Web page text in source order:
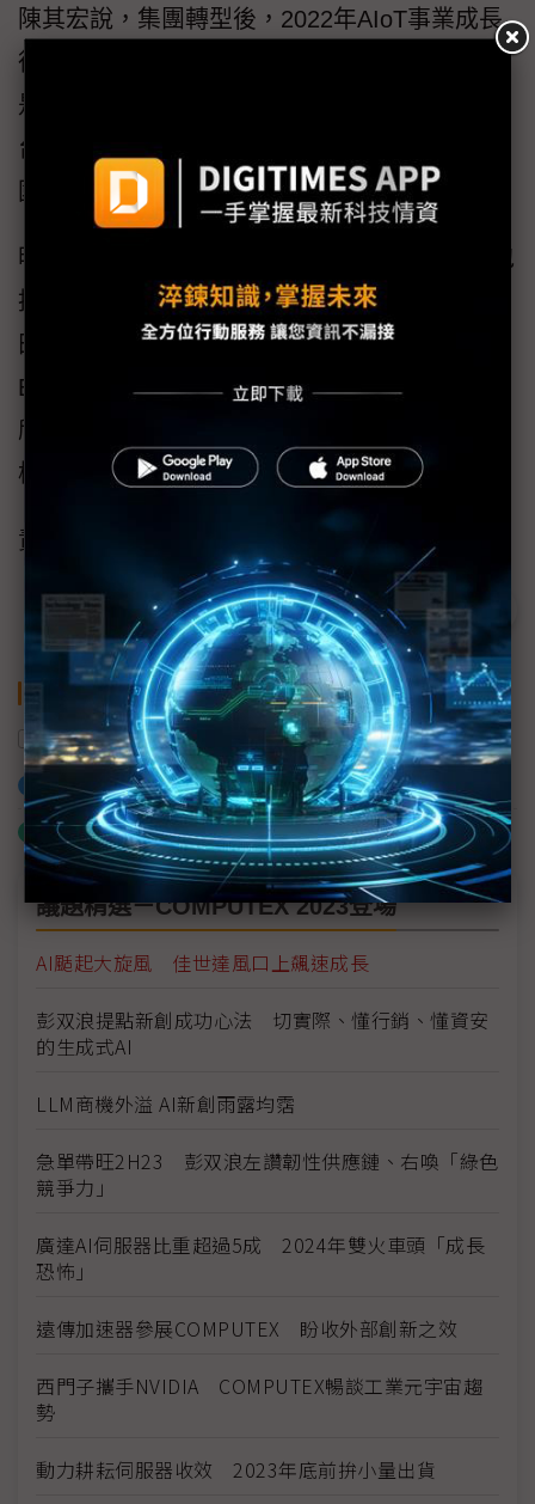
陳其宏說，集團轉型後，2022年AIoT事業成長
很快，2023年成長會更快，因為AI是潮流，也
是台灣企業必須要走的路，希望AI能夠帶動全
台灣高附加價值事業轉型，藉此創造出更多護
國群山。
明基佳世達集團2023年參與COMPUTEX企業包
括明基電通、佳世達、羅昇、其陽、明泰、維
田、眾福、友通、典通、八維智能、聚上雲、
Epoint Systems、德鴻、仲琦、互動國際、益
欣資訊、麻吉數位、邁達特、逐鹿數位、拍
檔、PowerWalker、美麗科技等。
責任編輯：陳至嫻
關鍵字
營收 AIoT AI
加入已選取到「關鍵字追蹤」
什麼是「關鍵字追蹤」
議題精選－COMPUTEX 2023登場
AI颳起大旋風 佳世達風口上飆速成長
彭双浪提點新創成功心法 切實際、懂行銷、懂資安
的生成式AI
LLM商機外溢 AI新創雨露均霑
急單帶旺2H23 彭双浪左讚韌性供應鏈、右喚「綠色
競爭力」
廣達AI伺服器比重超過5成 2024年雙火車頭「成長
恐怖」
遠傳加速器參展COMPUTEX 盼收外部創新之效
西門子攜手NVIDIA COMPUTEX暢談工業元宇宙趨
勢
動力耕耘伺服器收效 2023年底前拚小量出貨